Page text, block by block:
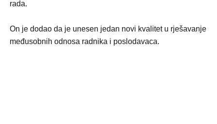
rada.
On je dodao da je unesen jedan novi kvalitet u rješavanje
međusobnih odnosa radnika i poslodavaca.